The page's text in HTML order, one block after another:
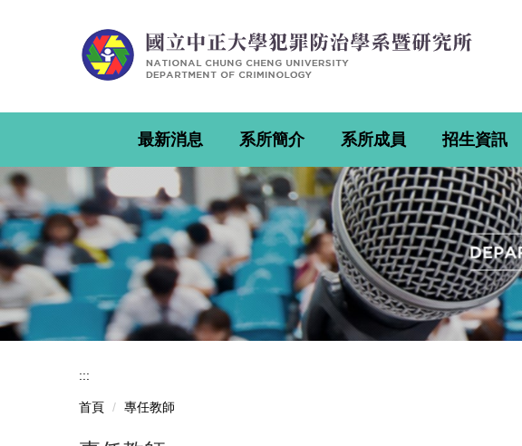
最新消息 系所簡介 系所成員 招生資訊
:::
首頁 專任教師